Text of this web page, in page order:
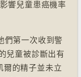
響兒童患癌機率
們第一次收到警
兒童被診斷出有
爾的精子並未立